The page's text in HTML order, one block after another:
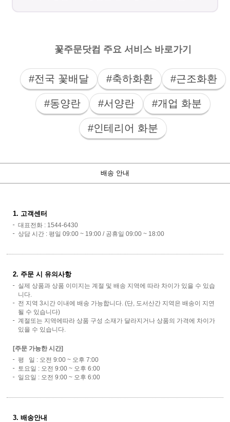
꽃주문닷컴 주요 서비스 바로가기
#전국 꽃배달 #축하화환 #근조화환
#동양란 #서양란 #개업 화분
#인테리어 화분
배송 안내
1. 고객센터
대표전화 : 1544-6430
상담 시간 : 평일 09:00 ~ 19:00 / 공휴일 09:00 ~ 18:00
2. 주문 시 유의사항
실제 상품과 상품 이미지는 계절 및 배송 지역에 따라 차이가 있을 수 있습
니다.
전 지역 3시간 이내에 배송 가능합니다. (단, 도서산간 지역은 배송이 지연
될 수 있습니다)
계절또는 지역에따라 상품 구성 소재가 달라지거나 상품의 가격에 차이가
있을 수 있습니다.
[주문 가능한 시간]
평 일 : 오전 9:00 ~ 오후 7:00
토요일 : 오전 9:00 ~ 오후 6:00
일요일 : 오전 9:00 ~ 오후 6:00
3. 배송안내